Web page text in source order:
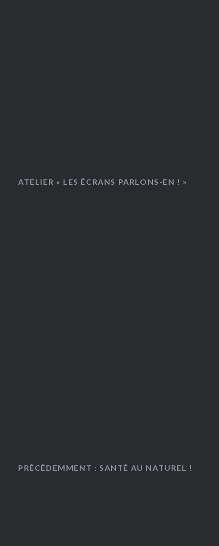
ATELIER « LES ÉCRANS PARLONS-EN ! »
PRÉCÉDEMMENT : SANTÉ AU NATUREL !